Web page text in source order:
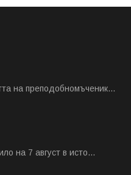
на преподобномъченик...
на 7 август в исто...